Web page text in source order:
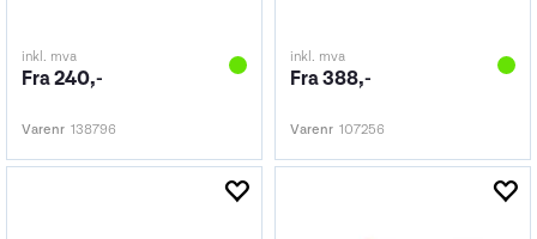
inkl. mva
Fra 240,-
Varenr 138796
inkl. mva
Fra 388,-
Varenr 107256